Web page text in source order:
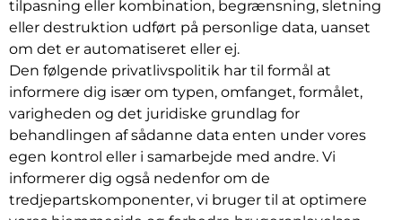
tilpasning eller kombination, begrænsning, sletning
eller destruktion udført på personlige data, uanset
om det er automatiseret eller ej.
Den følgende privatlivspolitik har til formål at
informere dig især om typen, omfanget, formålet,
varigheden og det juridiske grundlag for
behandlingen af sådanne data enten under vores
egen kontrol eller i samarbejde med andre. Vi
informerer dig også nedenfor om de
tredjepartskomponenter, vi bruger til at optimere